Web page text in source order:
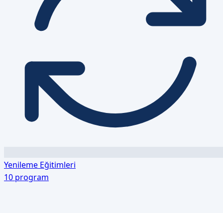
Yenileme Eğitimleri
10 program